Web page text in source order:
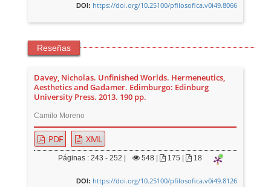
DOI: https://doi.org/10.25100/pfilosofica.v0i49.8066
Reseñas
Davey, Nicholas. Unfinished Worlds. Hermeneutics,
Aesthetics and Gadamer. Edimburgo: Edinburg
University Press. 2013. 190 pp.
Camilo Moreno
PDF XML
Páginas : 243 - 252 | 548| 175 | 18
DOI: https://doi.org/10.25100/pfilosofica.v0i49.8126